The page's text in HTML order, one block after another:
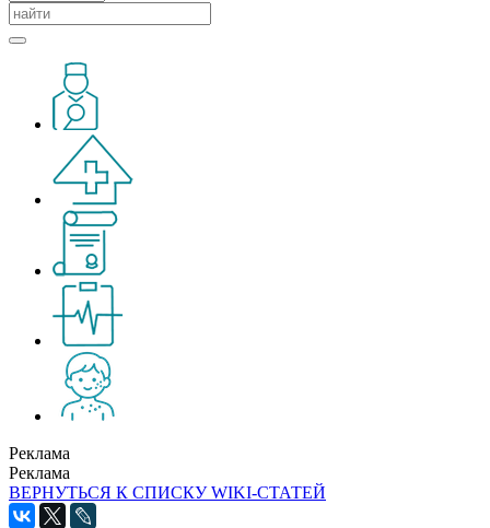
Реклама
Реклама
ВЕРНУТЬСЯ К СПИСКУ WIKI-СТАТЕЙ